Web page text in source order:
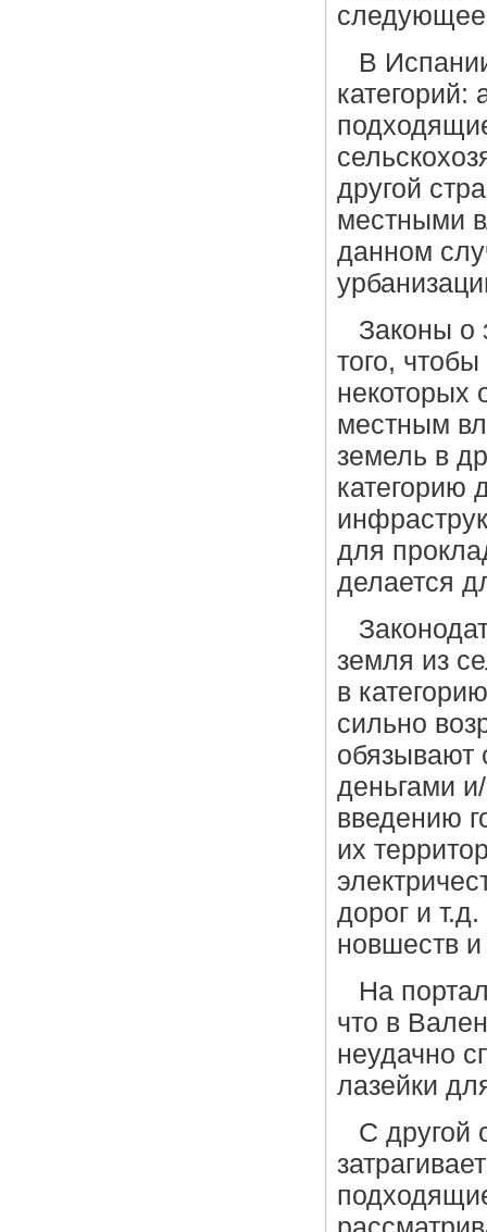
В
другой
местными
данном
Законы о
того,
некоторых
местным
земель в
категорию
для
делается
земля из
в
сильно
обязывают
деньгами
введению
их
дорог и
новшеств
На
что в
неудачно
лазейки
С другой